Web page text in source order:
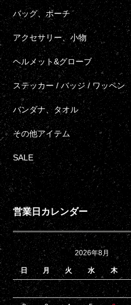
バッグ、ポーチ
アクセサリー、小物
ヘルメット&グローブ
ステッカー / バッジ / ワッペン
バンダナ、タオル
その他アイテム
SALE
営業日カレンダー
2026年8月
日 月 火 水 木